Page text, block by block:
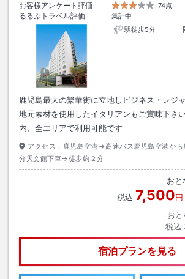
お客様アンケート評価
74点
るるぶトラベル評価
集計中
駅徒歩5分
鹿児島最大の繁華街に立地しビジネス・レジ
地元素材を使用したイタリアンもご賞味下さ
内、全エリアで利用可能です
アクセス： 鹿児島空港→高速バス鹿児島空港から
分天文館下車→徒歩約２分
おと
税込 7,500円
おと
税込
宿泊プランを見る